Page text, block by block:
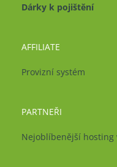
Dárky k pojištění
AFFILIATE
Provizní systém
PARTNEŘI
Nejoblíbenější hosting